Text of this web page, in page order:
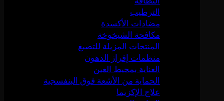
الترطيب
مضادات الأكسدة
مكافحة الشيخوخة
المنتجات المزيلة للتصبغ
منظمات إفراز الدهون
العناية بمحيط العين
الحماية من الأشعة فوق البنفسجية
علاج الإكزيما